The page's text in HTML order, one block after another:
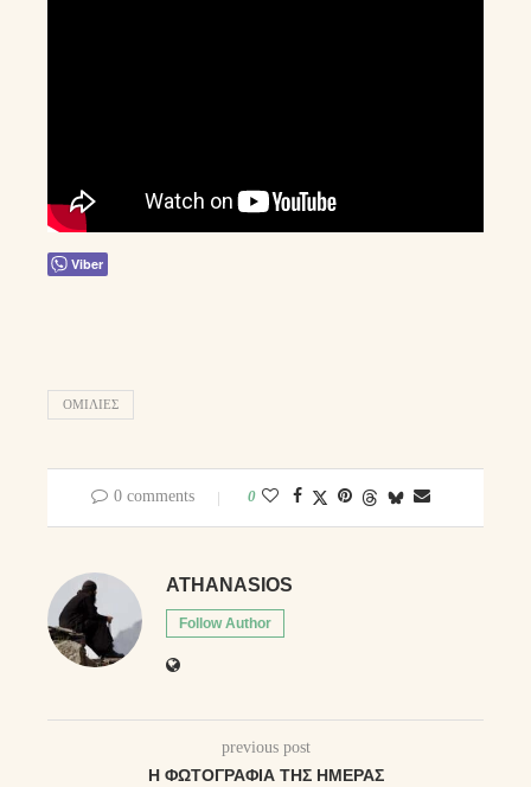
Viber
ΟΜΙΛΊΕΣ
0 comments 0
ATHANASIOS
Follow Author
previous post
Η ΦΩΤΟΓΡΑΦΊΑ ΤΗΣ ΗΜΈΡΑΣ